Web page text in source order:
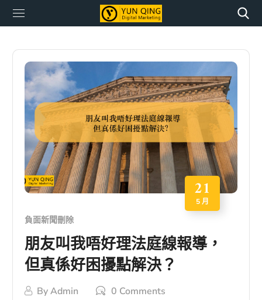
21
5 月
負面新聞刪除
朋友叫我唔好理法庭線報導，
但真係好困擾點解決？
ByAdmin 0 Comments